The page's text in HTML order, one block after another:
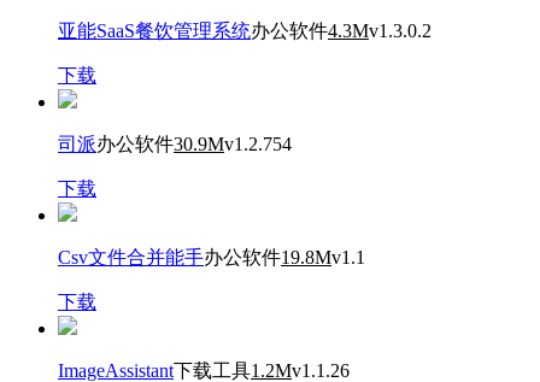
亚能SaaS餐饮管理系统办公软件4.3Mv1.3.0.2
下载
司派办公软件30.9Mv1.2.754
下载
Csv文件合并能手办公软件19.8Mv1.1
下载
ImageAssistant下载工具1.2Mv1.1.26